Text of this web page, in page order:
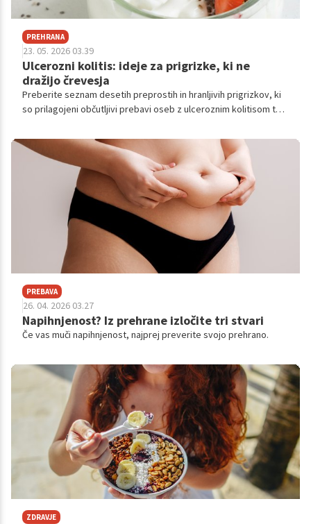
PREHRANA
23. 05. 2026 03.39
Ulcerozni kolitis: ideje za prigrizke, ki ne
dražijo črevesja
Preberite seznam desetih preprostih in hranljivih prigrizkov, ki
so prilagojeni občutljivi prebavi oseb z ulceroznim kolitisom ter
PREBAVA
26. 04. 2026 03.27
Napihnjenost? Iz prehrane izločite tri stvari
Če vas muči napihnjenost, najprej preverite svojo prehrano.
ZDRAVJE